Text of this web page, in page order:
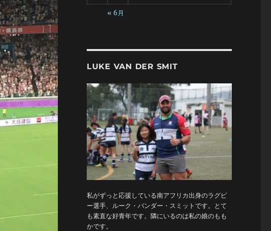
« 6月
LUKE VAN DER SMIT
私がずっと応援している南アフリカ出身のラグビ
ー選手、ルーク・バンダー・スミットです。とて
も素直な好青年です。隣にいるのは私の娘のもも
かです。